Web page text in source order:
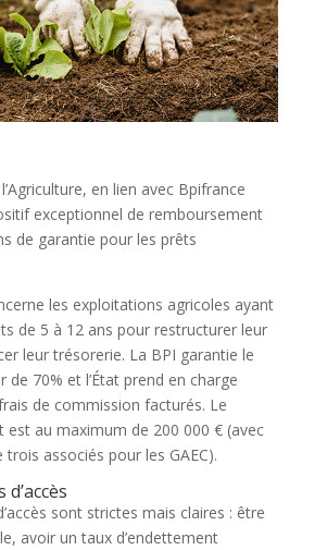
en lien avec Bpifrance
exceptionnel de remboursement
de garantie pour les prêts
les exploitations agricoles ayant
de 5 à 12 ans pour restructurer leur
leur trésorerie. La BPI garantie le
de 70% et l’État prend en charge
de commission facturés. Le
au maximum de 200 000 € (avec
associés pour les GAEC).
sont strictes mais claires : être
avoir un taux d’endettement